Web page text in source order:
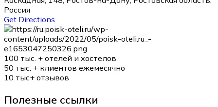
Россия
Get Directions
100 тыс. + отелей и хостелов
50 тыс. + клиентов ежемесячно
10 тыс+ отзывов
Полезные ссылки